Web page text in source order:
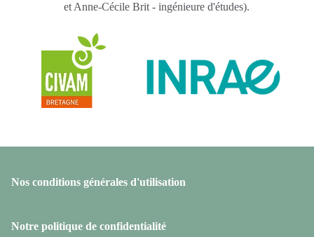
et Anne-Cécile Brit - ingénieure d'études).
Nos conditions générales d'utilisation
Notre politique de confidentialité